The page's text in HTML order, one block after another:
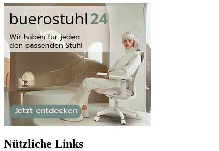
Nützliche Links